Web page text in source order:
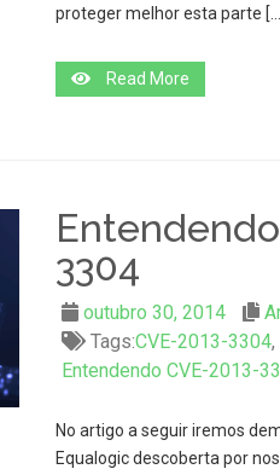
proteger melhor esta parte […]
Read More
3304
outubro 30, 2014
Tags:CVE-2013-3304,
Entendendo CVE-2013-
No artigo a seguir iremos
Equalogic descoberta por